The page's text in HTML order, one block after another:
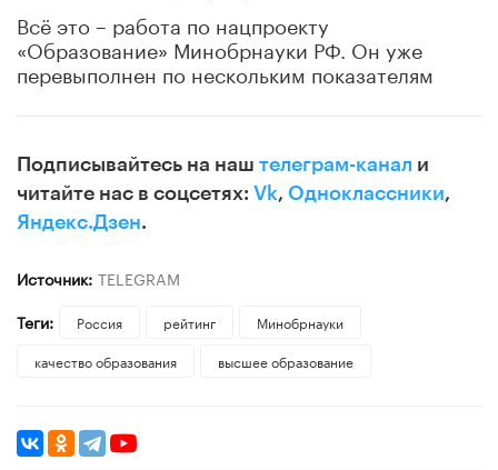
Всё это – работа по нацпроекту
«Образование» Минобрнауки РФ. Он уже
перевыполнен по нескольким показателям
Подписывайтесь на наш телеграм-канал и
читайте нас в соцсетях: Vk, Одноклассники,
Яндекс.Дзен.
Источник: TELEGRAM
Теги:
Россия рейтинг
Минобрнауки
качество образования
высшее образование